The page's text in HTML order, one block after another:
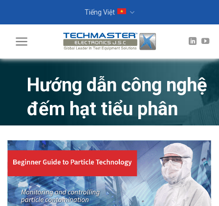
Tiếng Việt
Hướng dẫn công nghệ
đếm hạt tiểu phân